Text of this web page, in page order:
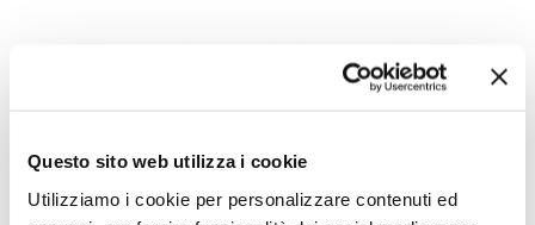
Questo sito web utilizza i cookie
Utilizziamo i cookie per personalizzare contenuti ed